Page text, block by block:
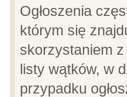
Ogłoszenia
którym się
skorzystaniem
listy wątków, w
przypadku